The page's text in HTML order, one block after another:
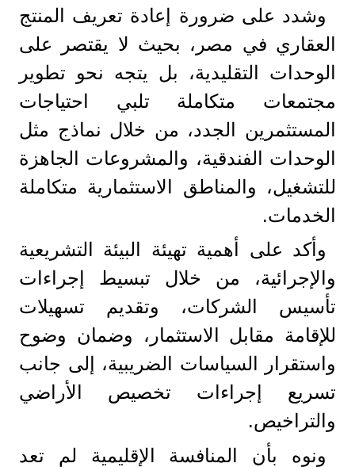
وشدد على ضرورة إعادة تعريف المنتج
العقاري في مصر، بحيث لا يقتصر على
الوحدات التقليدية، بل يتجه نحو تطوير
مجتمعات متكاملة تلبي احتياجات
المستثمرين الجدد، من خلال نماذج مثل
الوحدات الفندقية، والمشروعات الجاهزة
للتشغيل، والمناطق الاستثمارية متكاملة
الخدمات.
وأكد على أهمية تهيئة البيئة التشريعية
والإجرائية، من خلال تبسيط إجراءات
تأسيس الشركات، وتقديم تسهيلات
للإقامة مقابل الاستثمار، وضمان وضوح
واستقرار السياسات الضريبية، إلى جانب
تسريع إجراءات تخصيص الأراضي
والتراخيص.
ونوه بأن المنافسة الإقليمية لم تعد